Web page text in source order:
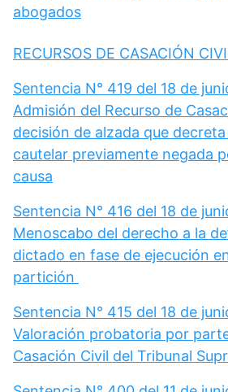
abogados
RECURSOS DE CASACIÓN
Sentencia N° 419 del 18 de
Admisión del Recurso de
decisión de alzada que
cautelar previamente negada
causa
Sentencia N° 416 del 18 de
Menoscabo del derecho a la
dictado en fase de ejecución
partición
Sentencia N° 415 del 18 de
Valoración probatoria por
Casación Civil del Tribunal